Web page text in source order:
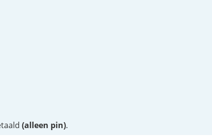
(alleen pin).